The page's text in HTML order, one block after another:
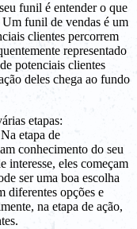
funil é entender o que
funil de vendas é um
clientes percorrem
representado
potenciais clientes
deles chega ao fundo
etapas:
etapa de
conhecimento do seu
interesse, eles começam
ser uma boa escolha
diferentes opções e
na etapa de ação,